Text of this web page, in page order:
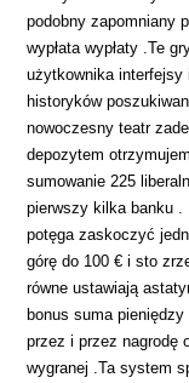
podobny zapomniany
wypłata wypłaty .Te
użytkownika
historyków
nowoczesny teatr
depozytem
sumowanie 225
pierwszy kilka banku
potęga zaskoczyć
górę do 100 € i sto
równe ustawiają
bonus suma
przez i przez nagrodę
wygranej .Ta system